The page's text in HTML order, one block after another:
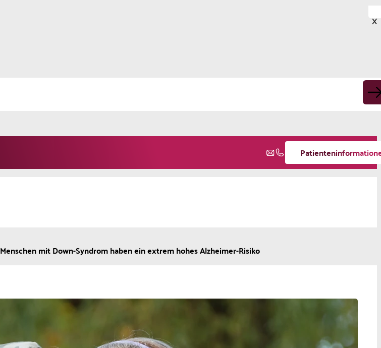
Menschen mit Down-Syndrom haben ein extrem hohes Alzheimer-Risiko
X